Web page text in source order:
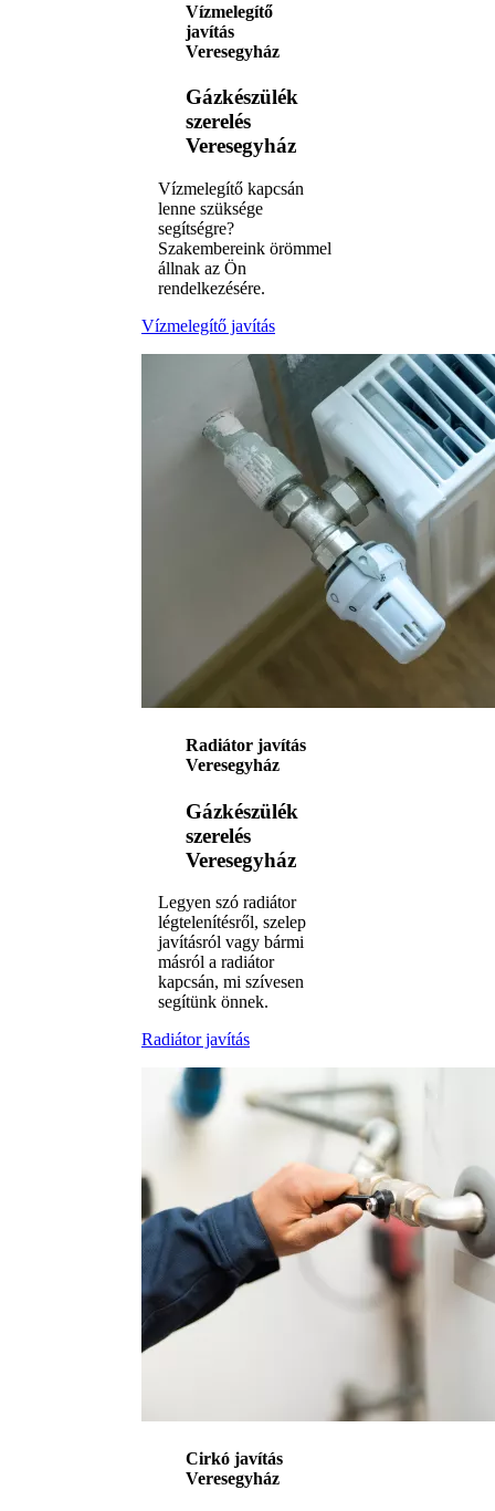
Vízmelegítő
javítás
Veresegyház
Gázkészülék
szerelés
Veresegyház
Vízmelegítő kapcsán
lenne szüksége
segítségre?
Szakembereink örömmel
állnak az Ön
rendelkezésére.
Vízmelegítő javítás
Radiátor javítás
Veresegyház
Gázkészülék
szerelés
Veresegyház
Legyen szó radiátor
légtelenítésről, szelep
javításról vagy bármi
másról a radiátor
kapcsán, mi szívesen
segítünk önnek.
Radiátor javítás
Cirkó javítás
Veresegyház